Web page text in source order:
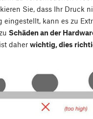
Sie, dass Ihr Druck
kann es zu
Schäden an der
daher wichtig, dies